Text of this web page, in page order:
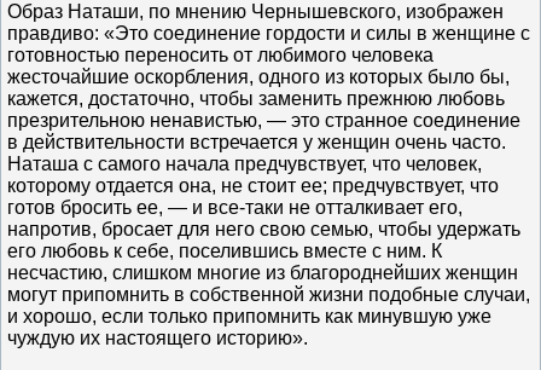
Образ Наташи, по мнению Чернышевского, изображен
правдиво: «Это соединение гордости и силы в женщине с
готовностью переносить от любимого человека
жесточайшие оскорбления, одного из которых было бы,
кажется, достаточно, чтобы заменить прежнюю любовь
презрительною ненавистью, — это странное соединение
в действительности встречается у женщин очень часто.
Наташа с самого начала предчувствует, что человек,
которому отдается она, не стоит ее; предчувствует, что
готов бросить ее, — и все-таки не отталкивает его,
напротив, бросает для него свою семью, чтобы удержать
его любовь к себе, поселившись вместе с ним. К
несчастию, слишком многие из благороднейших женщин
могут припомнить в собственной жизни подобные случаи,
и хорошо, если только припомнить как минувшую уже
чуждую их настоящего историю».